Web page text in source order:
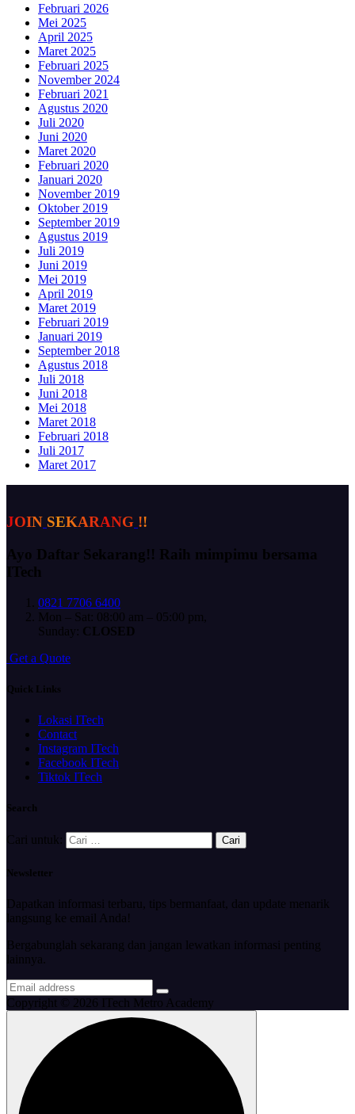
Februari 2026
Mei 2025
April 2025
Maret 2025
Februari 2025
November 2024
Februari 2021
Agustus 2020
Juli 2020
Juni 2020
Maret 2020
Februari 2020
Januari 2020
November 2019
Oktober 2019
September 2019
Agustus 2019
Juli 2019
Juni 2019
Mei 2019
April 2019
Maret 2019
Februari 2019
Januari 2019
September 2018
Agustus 2018
Juli 2018
Juni 2018
Mei 2018
Maret 2018
Februari 2018
Juli 2017
Maret 2017
JOIN SEKARANG !!
Ayo Daftar Sekarang!! Raih mimpimu bersama
ITech
0821 7706 6400
Mon – Sat: 08:00 am – 05:00 pm,
Sunday: CLOSED
Get a Quote
Quick Links
Lokasi ITech
Contact
Instagram ITech
Facebook ITech
Tiktok ITech
Search
Cari untuk:
Newsletter
Dapatkan informasi terbaru, tips bermanfaat, dan update menarik
langsung ke email Anda!
Bergabunglah sekarang dan jangan lewatkan informasi penting
lainnya.
Copyright © 2026 ITech Metro Academy